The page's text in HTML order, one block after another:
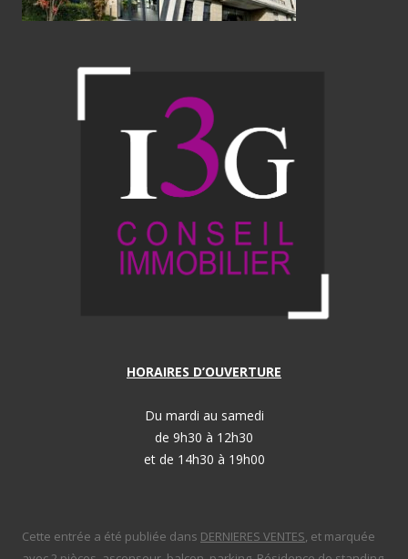
HORAIRES D’OUVERTURE
Du mardi au samedi
de 9h30 à 12h30
et de 14h30 à 19h00
Cette entrée a été publiée dans DERNIERES VENTES, et marquée